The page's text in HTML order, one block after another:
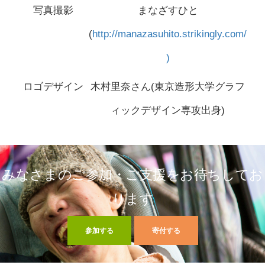
写真撮影 まなざすひと
(http://manazasuhito.strikingly.com/
)
ロゴデザイン 木村里奈さん(東京造形大学グラフ
ィックデザイン専攻出身)
みなさまのご参加・ご支援をお待ちしてお
ります
参加する 寄付する